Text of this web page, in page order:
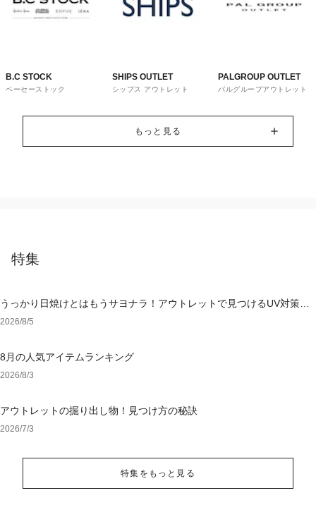
B.C STOCK
ベーセーストック
SHIPS OUTLET
シップス アウトレット
PALGROUP OUTLET
パルグループアウトレット
もっと見る
特集
うっかり日焼けとはもうサヨナラ！アウトレットで見つけるUV対策ウ
ェア
2026/8/5
8月の人気アイテムランキング
2026/8/3
アウトレットの掘り出し物！見つけ方の秘訣
2026/7/3
特集をもっと見る